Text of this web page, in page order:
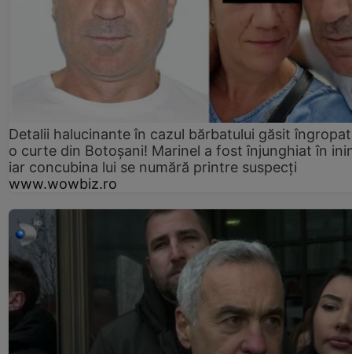
Detalii halucinante în cazul bărbatului găsit
o curte din Botoșani! Marinel a fost înjunghiat în
iar concubina lui se numără printre suspecți
www.wowbiz.ro